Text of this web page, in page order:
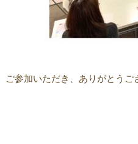
ご参加いただき、ありがとうご